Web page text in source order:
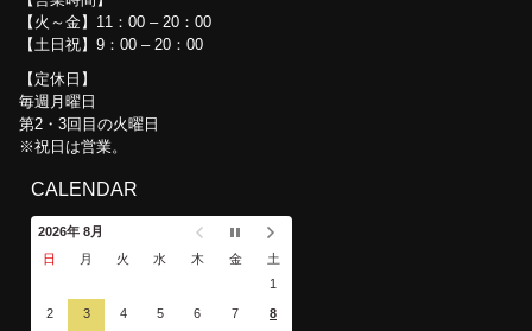
【火～金】11：00 – 20：00
【土日祝】9：00 – 20：00
定休日
毎週月曜日
第2・3回目の火曜日
※祝日は営業。
CALENDAR
2026年 8月
日
月 火 水 木 金
土
1
2 3 4 5 6 7 8